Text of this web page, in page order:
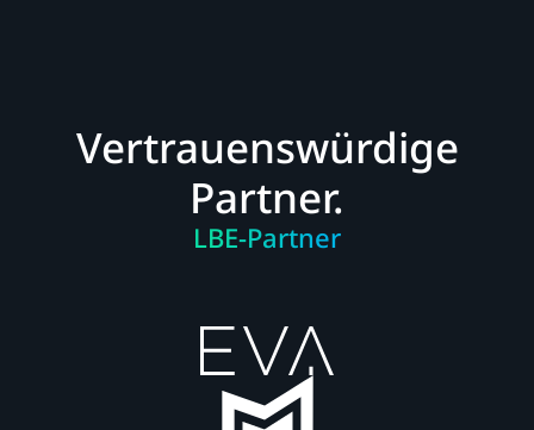
Vertrauenswürdige
Partner.
LBE-Partner